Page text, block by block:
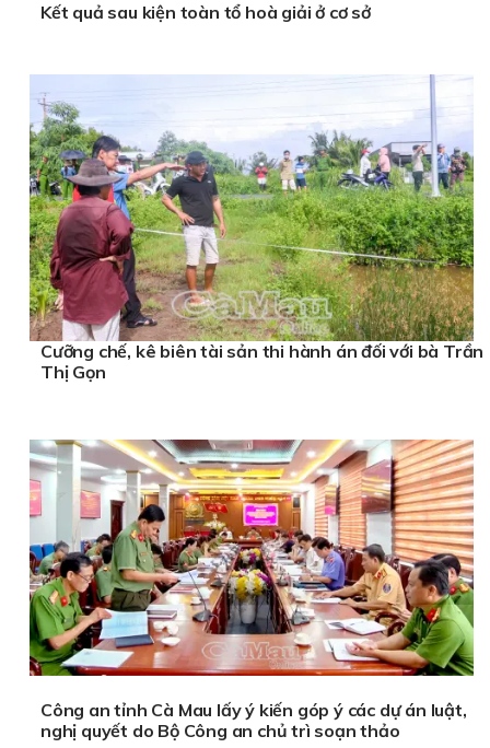
Kết quả sau kiện toàn tổ hoà giải ở cơ sở
Cưỡng chế, kê biên tài sản thi hành án đối với bà Trần
Thị Gọn
Công an tỉnh Cà Mau lấy ý kiến góp ý các dự án luật,
nghị quyết do Bộ Công an chủ trì soạn thảo